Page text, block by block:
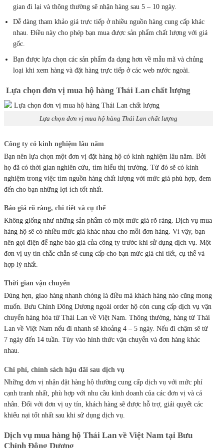
gian đi lại và thông thường sẽ nhận hàng sau 5 – 10 ngày.
Dễ dàng tham khảo giá trực tiếp ở nhiều nguồn hàng cung cấp khác
nhau. Điều này cho phép bạn mua được sản phẩm chất lượng với giá
gốc.
Bạn được lựa chọn các sản phẩm đa dạng hơn về mẫu mã và chủng
loại khi xem hàng và đặt hàng trực tiếp ở các web nước ngoài.
Lựa chọn đơn vị mua hộ hàng Thái Lan chất lượng
Lựa chọn đơn vị mua hộ hàng Thái Lan chất lượng
Công ty có kinh nghiệm lâu năm
Bạn nên lựa chọn một đơn vị đặt hàng hộ có kinh nghiệm lâu năm. Bởi
họ đã có thời gian nghiên cứu, tìm hiểu thị trường. Từ đó sẽ có kinh
nghiệm trong việc tìm nguồn hàng chất lượng với mức giá phù hợp, đem
đến cho bạn những lợi ích tốt nhất.
Báo giá rõ ràng, chi tiết và cụ thể
Không giống như những sản phẩm có một mức giá rõ ràng. Dịch vụ mua
hàng hộ sẽ có nhiều mức giá khác nhau cho mỗi đơn hàng. Vì vậy, bạn
nên gọi điện để nghe báo giá của công ty trước khi sử dụng dịch vụ. Một
đơn vị uy tín chắc chắn sẽ cung cấp cho bạn mức giá chi tiết, cụ thể và
hợp lý nhất.
Thời gian vận chuyển
Đúng hẹn, giao hàng nhanh chóng là điều mà khách hàng nào cũng mong
muốn. Bưu Chính Đông Dương ngoài order hộ còn cung cấp dịch vụ vận
chuyển hàng hóa từ Thái Lan về Việt Nam. Thông thường, hàng từ Thái
Lan về Việt Nam nếu đi nhanh sẽ khoảng 4 – 5 ngày. Nếu đi chậm sẽ từ
7 ngày đến 14 tuần. Tùy vào hình thức vận chuyển và đơn hàng khác
nhau.
Chi phí, chính sách hậu đãi sau dịch vụ
Những đơn vị nhận đặt hàng hộ thường cung cấp dịch vụ với mức phí
cạnh tranh nhất, phù hợp với nhu cầu kinh doanh của các đơn vị và cá
nhân. Đối với đơn vị uy tín, khách hàng sẽ được hỗ trợ, giải quyết các
khiếu nại tốt nhất sau khi sử dụng dịch vụ.
Dịch vụ mua hàng hộ Thái Lan về Việt Nam tại Bưu
Chính Đông Dương